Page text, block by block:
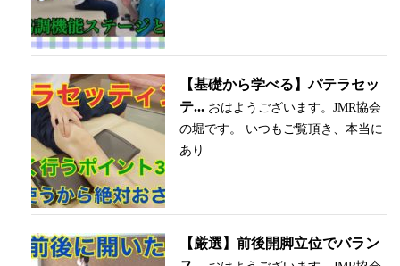
【基礎から学べる】パテラセッ
テ... おはようございます。JMR協会
の堀です。 いつもご覧頂き、本当に
あり...
【厳選】前後開脚立位でバラン